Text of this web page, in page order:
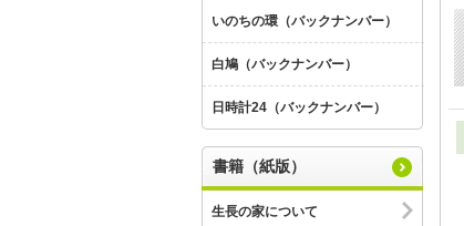
いのちの環（バックナンバー）
白鳩（バックナンバー）
日時計24（バックナンバー）
書籍（紙版）
生長の家について